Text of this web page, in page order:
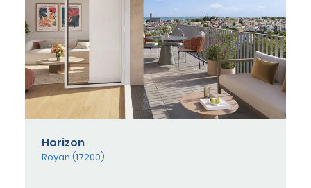
Horizon
Royan (17200)